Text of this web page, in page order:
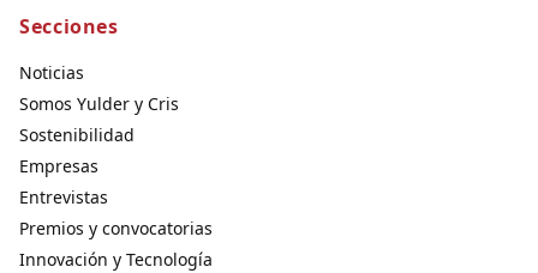
Secciones
Noticias
Somos Yulder y Cris
Sostenibilidad
Empresas
Entrevistas
Premios y convocatorias
Innovación y Tecnología